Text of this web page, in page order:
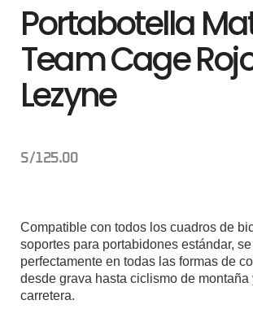
Portabotella
Team Cage
Lezyne
S/125.00
Compatible con todos los cuadros de
soportes para portabidones estándar,
perfectamente en todas las formas de
desde grava hasta ciclismo de montaña
carretera.